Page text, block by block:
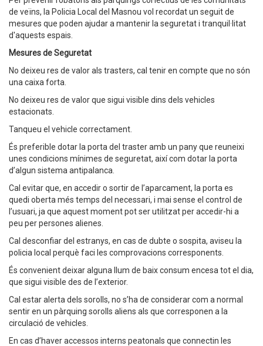
de veïns, la Policia Local del Masnou vol recordat un seguit de
mesures que poden ajudar a mantenir la seguretat i tranquil·litat
d'aquests espais.
Mesures de Seguretat
No deixeu res de valor als trasters, cal tenir en compte que no són
una caixa forta.
No deixeu res de valor que sigui visible dins dels vehicles
estacionats.
Tanqueu el vehicle correctament.
És preferible dotar la porta del traster amb un pany que reuneixi
unes condicions mínimes de seguretat, així com dotar la porta
d’algun sistema antipalanca.
Cal evitar que, en accedir o sortir de l’aparcament, la porta es
quedi oberta més temps del necessari, i mai sense el control de
l’usuari, ja que aquest moment pot ser utilitzat per accedir-hi a
peu per persones alienes.
Cal desconfiar del estranys, en cas de dubte o sospita, aviseu la
policia local perquè faci les comprovacions corresponents.
És convenient deixar alguna llum de baix consum encesa tot el dia,
que sigui visible des de l’exterior.
Cal estar alerta dels sorolls, no s’ha de considerar com a normal
sentir en un pàrquing sorolls aliens als que corresponen a la
circulació de vehicles.
En cas d’haver accessos interns peatonals que connectin les